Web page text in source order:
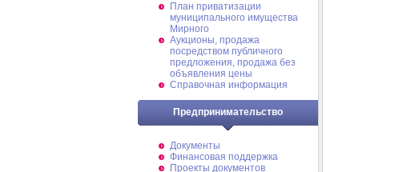
План приватизации
муниципального имущества
Мирного
Аукционы, продажа
посредством публичного
предложения, продажа без
объявления цены
Справочная информация
Предпринимательство
Документы
Финансовая поддержка
Проекты документов